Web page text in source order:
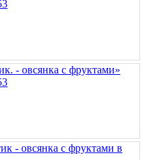
- овсянка с фруктами»
- овсянка с фруктами в